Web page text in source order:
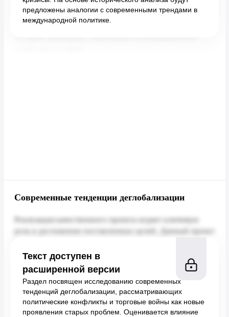
предложены аналогии с современными трендами в
международной политике.
Современные тенденции деглобализации
Текст доступен в
расширенной версии
Раздел посвящен исследованию современных
тенденций деглобализации, рассматривающих
политические конфликты и торговые войны как новые
проявления старых проблем. Оценивается влияние